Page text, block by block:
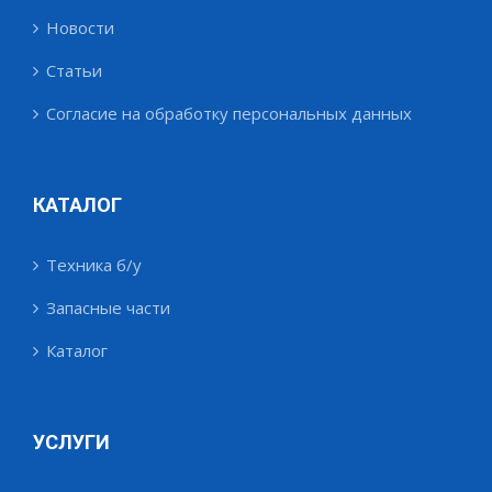
Новости
Статьи
Согласие на обработку персональных данных
КАТАЛОГ
Техника б/у
Запасные части
Каталог
УСЛУГИ